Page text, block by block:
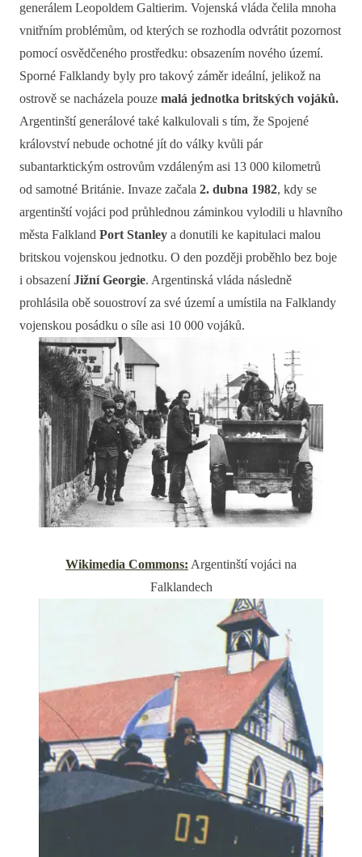
generálem Leopoldem Galtierim. Vojenská vláda čelila mnoha
vnitřním problémům, od kterých se rozhodla odvrátit pozornost
pomocí osvědčeného prostředku: obsazením nového území.
Sporné Falklandy byly pro takový záměr ideální, jelikož na
ostrově se nacházela pouze malá jednotka britských vojáků.
Argentinští generálové také kalkulovali s tím, že Spojené
království nebude ochotné jít do války kvůli pár
subantarktickým ostrovům vzdáleným asi 13 000 kilometrů
od samotné Británie. Invaze začala 2. dubna 1982, kdy se
argentinští vojáci pod průhlednou záminkou vylodili u hlavního
města Falkland Port Stanley a donutili ke kapitulaci malou
britskou vojenskou jednotku. O den později proběhlo bez boje
i obsazeníJižní Georgie. Argentinská vláda následně
prohlásila obě souostroví za své území a umístila na Falklandy
vojenskou posádku o síle asi 10 000 vojáků.
Wikimedia Commons: Argentinští vojáci na
Falklandech